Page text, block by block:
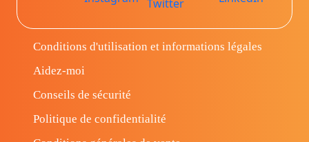
Conditions d'utilisation et informations légales
Aidez-moi
Conseils de sécurité
Politique de confidentialité